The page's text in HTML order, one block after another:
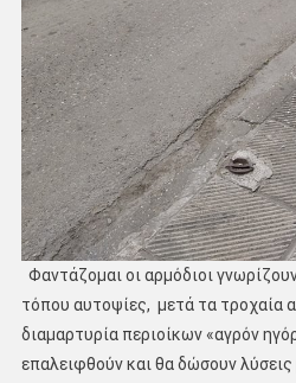
Φαντάζομαι οι αρμόδιοι
τόπου αυτοψίες, μετά τα τροχαία
διαμαρτυρία περιοίκων «αγρόν
επαλειφθούν και θα δώσουν